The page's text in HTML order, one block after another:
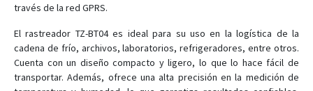
TZ-BC08
TZ-BR04
TZ-BT07
TZ-DP070
través de la red GPRS.
El rastreador TZ-BT04 es ideal para su uso en la logística de la
cadena de frío, archivos, laboratorios, refrigeradores, entre otros.
Cuenta con un diseño compacto y ligero, lo que lo hace fácil de
transportar. Además, ofrece una alta precisión en la medición de